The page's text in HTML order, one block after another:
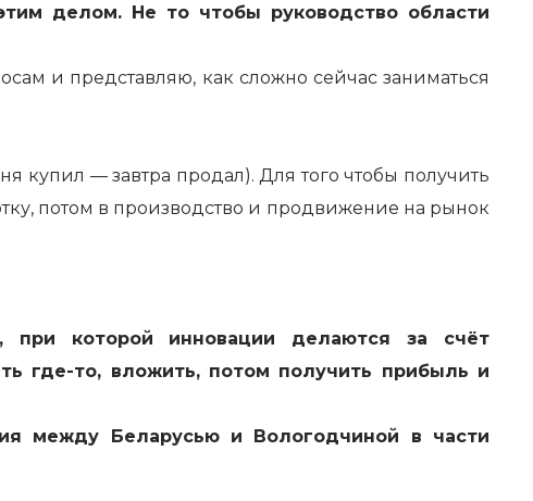
делом. Не то чтобы руководство области
и представляю, как сложно сейчас заниматься
купил — завтра продал). Для того чтобы получить
потом в производство и продвижение на рынок
при которой инновации делаются за счёт
где-то, вложить, потом получить прибыль и
между Беларусью и Вологодчиной в части